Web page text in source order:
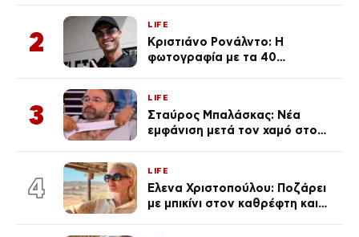
2
LIFE
Κριστιάνο Ρονάλντο: Η
φωτογραφία με τα 40
εκ. likes
3
LIFE
Σταύρος Μπαλάσκας: Νέα
εμφάνιση μετά τον χαμό στο
4
LIFE
Έλενα Χριστοπούλου: Ποζάρει
με μπικίνι στον καθρέφτη και